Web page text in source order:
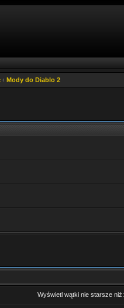
‹ Mody do Diablo 2
Wyświetl wątki nie starsze niż: